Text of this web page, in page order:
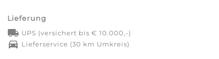
Lieferung
local_shipping UPS (versichert bis € 10.000,-)
directions_car Lieferservice (30 km Umkreis)